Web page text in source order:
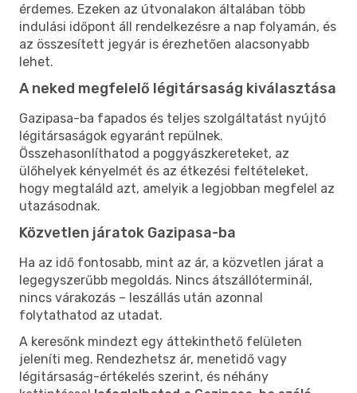
érdemes. Ezeken az útvonalakon általában több
indulási időpont áll rendelkezésre a nap folyamán, és
az összesített jegyár is érezhetően alacsonyabb
lehet.
A neked megfelelő légitársaság kiválasztása
Gazipasa-ba fapados és teljes szolgáltatást nyújtó
légitársaságok egyaránt repülnek.
Összehasonlíthatod a poggyászkereteket, az
ülőhelyek kényelmét és az étkezési feltételeket,
hogy megtaláld azt, amelyik a legjobban megfelel az
utazásodnak.
Közvetlen járatok Gazipasa-ba
Ha az idő fontosabb, mint az ár, a közvetlen járat a
legegyszerűbb megoldás. Nincs átszállóterminál,
nincs várakozás – leszállás után azonnal
folytathatod az utadat.
A keresőnk mindezt egy áttekinthető felületen
jeleníti meg. Rendezhetsz ár, menetidő vagy
légitársaság-értékelés szerint, és néhány